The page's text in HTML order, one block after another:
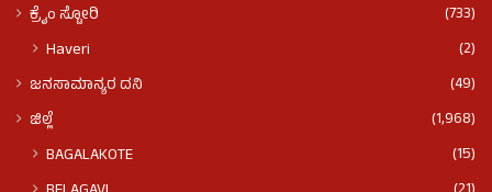
ಕ್ರೈಂ ಸ್ಟೋರಿ
(733)
Haveri (2)
ಜನಸಾಮಾನ್ಯರ ದನಿ
(49)
ಜಿಲ್ಲೆ
(1,968)
BAGALAKOTE
(15)